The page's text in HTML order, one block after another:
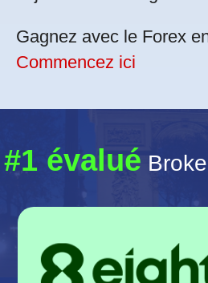
Gagnez avec le Forex
Commencez ici
#1 évalué